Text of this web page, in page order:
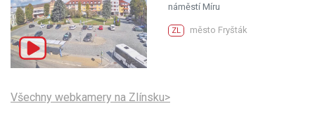
náměstí Míru
ZL město Fryšták
Všechny webkamery na Zlínsku>